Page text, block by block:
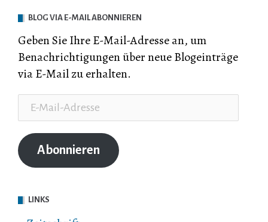
BLOG VIA E-MAIL ABONNIEREN
Geben Sie Ihre E-Mail-Adresse an, um
Benachrichtigungen über neue Blogeinträge
via E-Mail zu erhalten.
Mail-
Adresse
Abonnieren
LINKS